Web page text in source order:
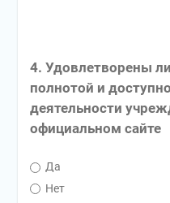
4. Удовлетворены
полнотой и
деятельности
официальном сайте
Да
Нет